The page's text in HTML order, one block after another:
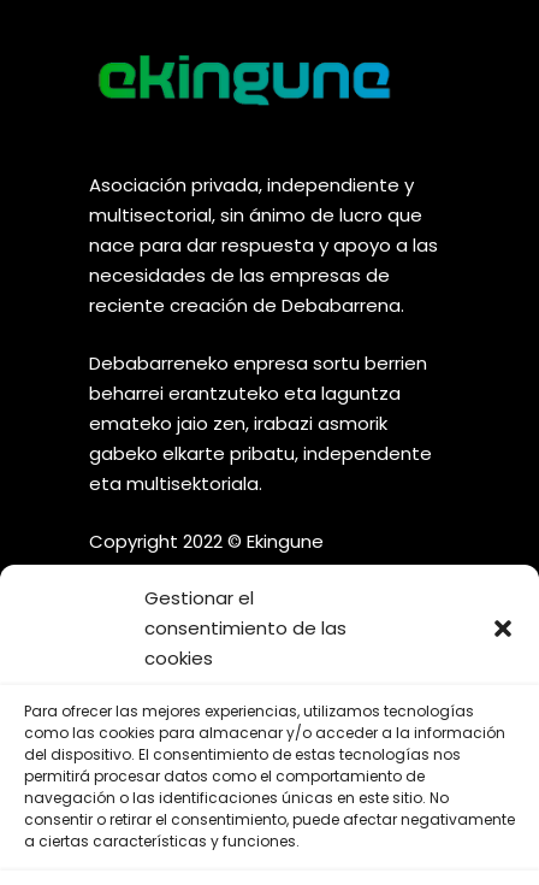
Gestionar el
consentimiento de las
cookies
Para ofrecer las mejores experiencias, utilizamos tecnologías
como las cookies para almacenar y/o acceder a la información
del dispositivo. El consentimiento de estas tecnologías nos
permitirá procesar datos como el comportamiento de
navegación o las identificaciones únicas en este sitio. No
consentir o retirar el consentimiento, puede afectar negativamente
a ciertas características y funciones.
Asociación privada, independiente y
multisectorial, sin ánimo de lucro que
nace para dar respuesta y apoyo a las
necesidades de las empresas de
reciente creación de Debabarrena.
Debabarreneko enpresa sortu berrien
beharrei erantzuteko eta laguntza
emateko jaio zen, irabazi asmorik
gabeko elkarte pribatu, independente
eta multisektoriala.
Copyright 2022 © Ekingune
¡SÍGUENOS EN LAS REDES
SOCIALES!